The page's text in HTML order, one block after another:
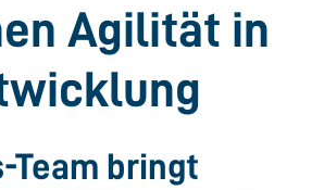
Agilität in
Team bringt